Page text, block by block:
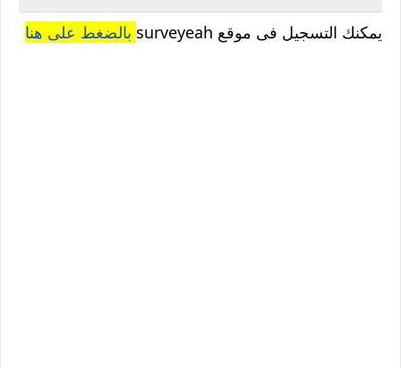
يمكنك التسجيل فى موقع surveyeah
بالضغط على هنا